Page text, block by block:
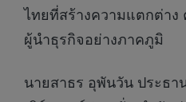
ไทยที่สร้างความแตกต่าง
ผู้นำธุรกิจอย่างภาคภูมิ
นายสาธร อุพันวัน ประธา